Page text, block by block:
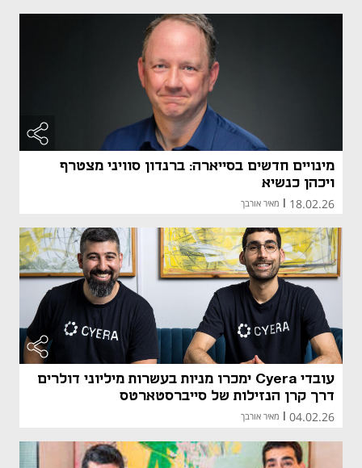
מינויים חדשים בסייארה: ברנדון סוויני מצטרף
ויכהן כנשיא
18.02.26
| מאיר אורבך
עובדי Cyera ימכרו מניות בעשרות מיליוני דולרים
דרך קרן הנזילות של סייברסטארטס
04.02.26 מאיר אורבך